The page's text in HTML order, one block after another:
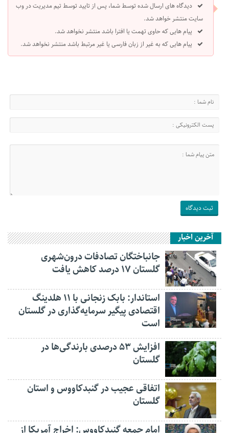
دیدگاه های ارسال شده توسط شما، پس از تایید توسط تیم مدیریت در وب
سایت منتشر خواهد شد.
پیام هایی که حاوی تهمت یا افترا باشد منتشر نخواهد شد.
پیام هایی که به غیر از زبان فارسی یا غیر مرتبط باشد منتشر نخواهد شد.
آخرین اخبار
جانباختگان تصادفات درون‌شهری
گلستان ۱۷ درصد کاهش یافت
استاندار: بابک زنجانی با ۱۱ هلدینگ
اقتصادی پیگیر سرمایه‌گذاری در گلستان
است
افزایش ۵۳ درصدی بارندگی‌ها در
گلستان
اتفاقی عجیب در‌ گنبدکاووس و استان
گلستان